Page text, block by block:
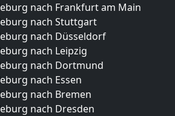
nach Frankfurt am Main
nach Stuttgart
nach Düsseldorf
nach Leipzig
nach Dortmund
nach Essen
nach Bremen
nach Dresden